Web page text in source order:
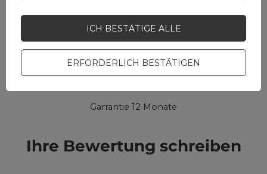
Fragen und Antworten für
andere veröffentlichen.
Garrantie 12 Monate
Ihre Bewertung schreiben
ERFORDERLICH BESTÄTIGEN
ICH BESTÄTIGE ALLE